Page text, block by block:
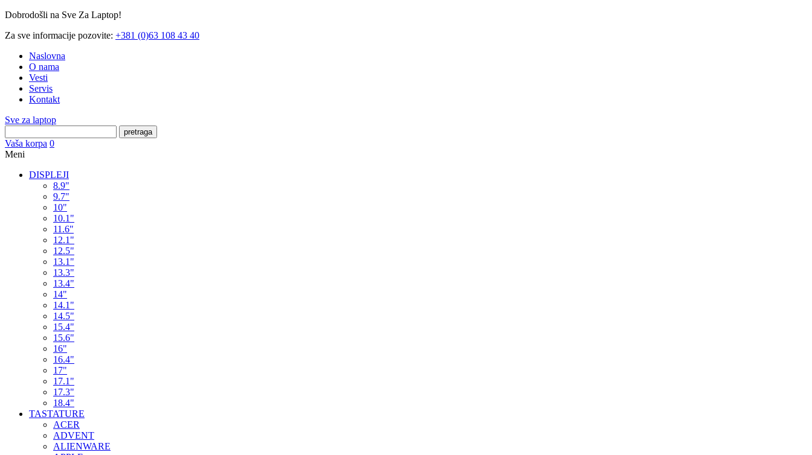
Dobrodošli na Sve Za Laptop!
Za sve informacije pozovite: +381 (0)63 108 43 40
Naslovna
O nama
Vesti
Servis
Kontakt
Sve za laptop
pretraga
Vaša korpa 0
Meni
DISPLEJI
8.9"
9.7"
10"
10.1"
11.6"
12.1"
12.5"
13.1"
13.3"
13.4"
14"
14.1"
14.5"
15.4"
15.6"
16"
16.4"
17"
17.1"
17.3"
18.4"
TASTATURE
ACER
ADVENT
ALIENWARE